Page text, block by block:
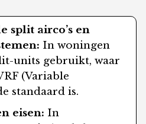
split airco’s en
In woningen
units gebruikt, waar
(Variable
standaard is.
eisen: In